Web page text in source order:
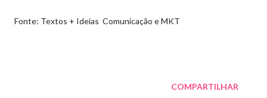
Fonte: Textos + Ideias Comunicação e MKT
COMPARTILHAR